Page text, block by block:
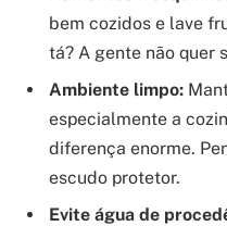
bem cozidos e lave
tá? A gente não quer
Ambiente limpo:
especialmente a
diferença enorme.
escudo protetor.
Evite água de